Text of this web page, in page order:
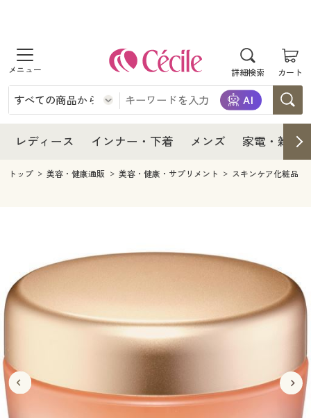
詳細検索 カート
商品を探す
レディース
レディースファッション
インナー・下着
インナー・下着通販すべて
メンズ
キッチン・雑貨・日用品
寝具・インテリア・家具
寝具・インテリア・家具通販すべて
家具・収納
カーテン・ラグ・ファブリック
美容・健康
美容・健康通販すべて
制服・スクール
大きいサイズ
大きいサイズ通販すべて
レディース インナー・下着 メンズ 家電・雑貨
レディース
レディース通販すべて
レディースファッション
インナー・下着
インナー・下着通販すべて
メンズ
キッチン・雑貨・日用品
家具・収納
寝具・ベッド
カーテン・ラグ・ファブリック
美容・健康通販すべて
美容・健康・サプリメント
制服・スクール
制服・スクールすべて
ジュニア・ティーンズ下着
大きいサイズ
大きいサイズ レディース服
バーゲンセール
詳細検索
トップ 美容・健康通販 美容・健康・サプリメント スキンケア化粧品